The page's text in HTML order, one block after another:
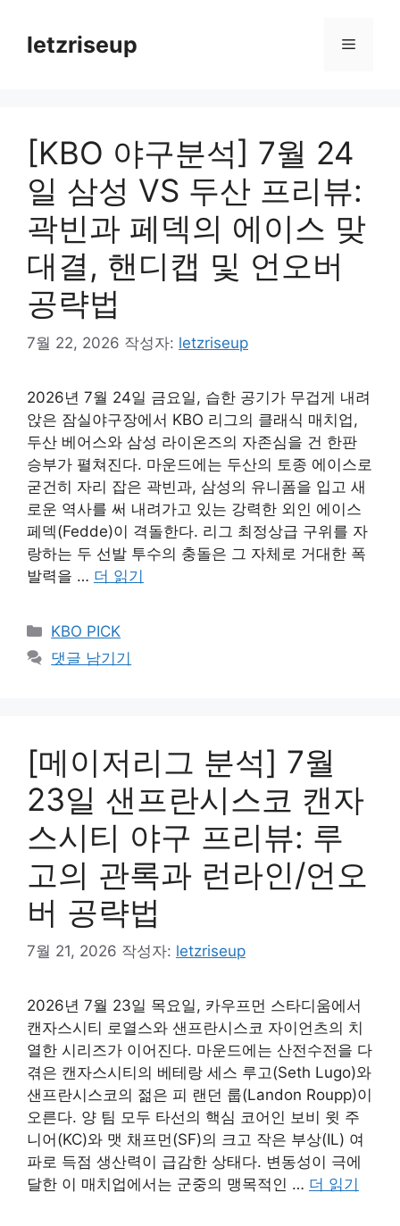
letzriseup 메
[KBO 야구분석] 7월 24
일 삼성 VS 두산 프리뷰:
곽빈과 페덱의 에이스 맞
대결, 핸디캡 및 언오버
공략법
7월 22, 2026 작성자: letzriseup
2026년 7월 24일 금요일, 습한 공기가 무겁게 내려
앉은 잠실야구장에서 KBO 리그의 클래식 매치업,
두산 베어스와 삼성 라이온즈의 자존심을 건 한판
승부가 펼쳐진다. 마운드에는 두산의 토종 에이스로
굳건히 자리 잡은 곽빈과, 삼성의 유니폼을 입고 새
로운 역사를 써 내려가고 있는 강력한 외인 에이스
페덱(Fedde)이 격돌한다. 리그 최정상급 구위를 자
랑하는 두 선발 투수의 충돌은 그 자체로 거대한 폭
발력을 … 더 읽기
카
테
고
KBO PICK
댓글 남기기
[메이저리그 분석] 7월
23일 샌프란시스코 캔자
스시티 야구 프리뷰: 루
고의 관록과 런라인/언오
버 공략법
7월 21, 2026 작성자: letzriseup
2026년 7월 23일 목요일, 카우프먼 스타디움에서
캔자스시티 로열스와 샌프란시스코 자이언츠의 치
열한 시리즈가 이어진다. 마운드에는 산전수전을 다
겪은 캔자스시티의 베테랑 세스 루고(Seth Lugo)와
샌프란시스코의 젊은 피 랜던 룹(Landon Roupp)이
오른다. 양 팀 모두 타선의 핵심 코어인 보비 윗 주
니어(KC)와 맷 채프먼(SF)의 크고 작은 부상(IL) 여
파로 득점 생산력이 급감한 상태다. 변동성이 극에
달한 이 매치업에서는 군중의 맹목적인 … 더 읽기